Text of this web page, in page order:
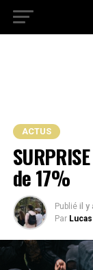
ACTUS
de 17%
Publié il y
Par Lucas